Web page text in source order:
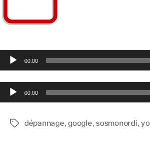
Lecteur audio
00:00
Lecteur audio
00:00
Étiquettes
dépannage,google, sosmonordi,